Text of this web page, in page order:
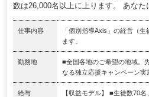
数は26,000名以上に上ります。 あなた
仕事内容
「個別指導Axis」の経営（
ます。
勤務地
■全国各地のご希望の地域。
なる独立応援キャンペーン実
給与
【収益モデル】 ■生徒数70